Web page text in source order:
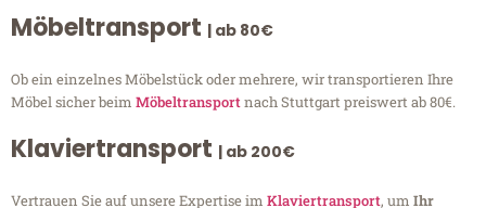
Möbeltransport | ab 80€
Ob ein einzelnes Möbelstück oder mehrere, wir transportieren Ihre
Möbel sicher beim Möbeltransportnach Stuttgart preiswert ab 80€.
Klaviertransport | ab 200€
Vertrauen Sie auf unsere Expertise im Klaviertransport, um Ihr